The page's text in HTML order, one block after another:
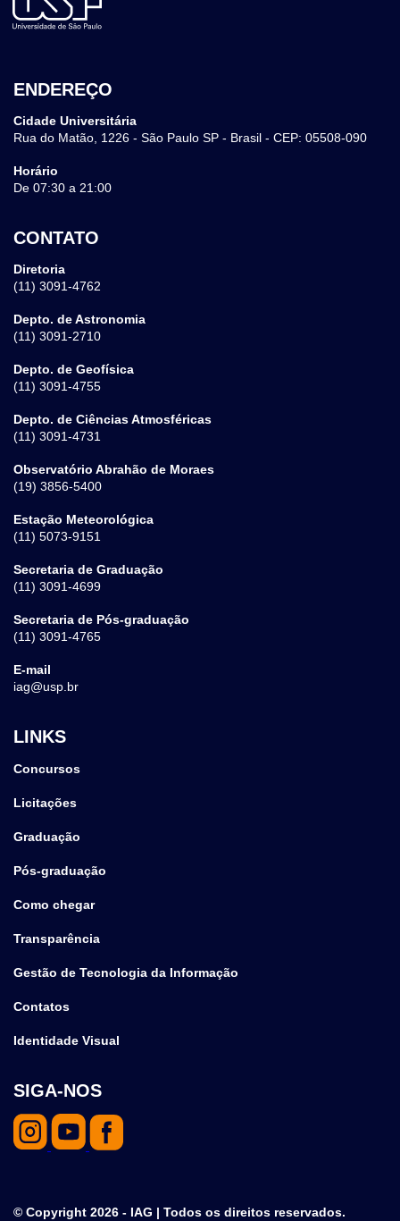
ENDEREÇO
Cidade Universitária
Rua do Matão, 1226 - São Paulo SP - Brasil - CEP: 05508-090
Horário
De 07:30 a 21:00
CONTATO
Diretoria
(11) 3091-4762
Depto. de Astronomia
(11) 3091-2710
Depto. de Geofísica
(11) 3091-4755
Depto. de Ciências Atmosféricas
(11) 3091-4731
Observatório Abrahão de Moraes
(19) 3856-5400
Estação Meteorológica
(11) 5073-9151
Secretaria de Graduação
(11) 3091-4699
Secretaria de Pós-graduação
(11) 3091-4765
E-mail
iag@usp.br
LINKS
Concursos
Licitações
Graduação
Pós-graduação
Como chegar
Transparência
Gestão de Tecnologia da Informação
Contatos
Identidade Visual
SIGA-NOS
© Copyright 2026 - IAG | Todos os direitos reservados.